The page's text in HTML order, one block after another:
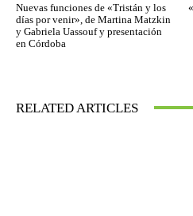
Nuevas funciones de «Tristán y los
días por venir», de Martina Matzkin
y Gabriela Uassouf y presentación
en Córdoba
RELATED ARTICLES